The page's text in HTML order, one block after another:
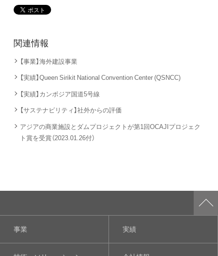
関連情報
【事業】海外建設事業
【実績】Queen Sirikit National Convention Center (QSNCC)
【実績】カンボジア国道5号線
【サステナビリティ】社外からの評価
アジアの商業施設とダムプロジェクトが第1回OCAJIプロジェク
ト賞を受賞（2023.01.26付）
事業 実績